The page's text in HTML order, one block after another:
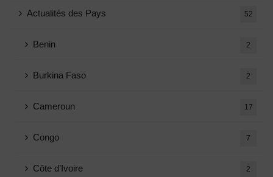
Actualités des Pays 52
Benin 2
Burkina Faso 2
Cameroun 17
Congo 7
Côte d’Ivoire 2